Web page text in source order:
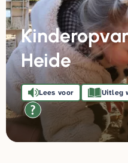
Heide
Lees voor Uitleg